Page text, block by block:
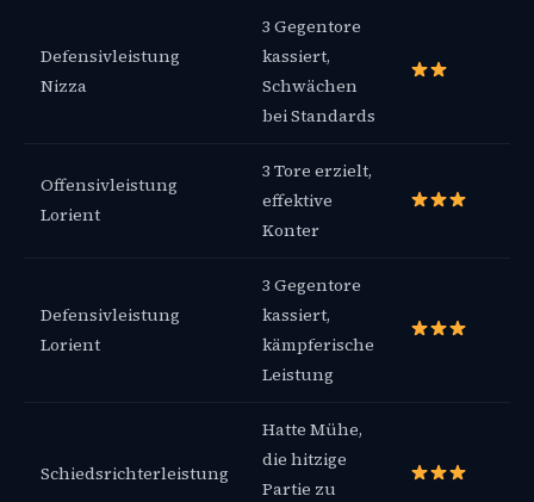
Defensivleistung
Nizza
3 Gegentore
kassiert,
Schwächen
bei Standards
Offensivleistung
Lorient
3 Tore erzielt,
effektive
Konter
Defensivleistung
Lorient
3 Gegentore
kassiert,
kämpferische
Leistung
Schiedsrichterleistung
Hatte Mühe,
die hitzige
Partie zu